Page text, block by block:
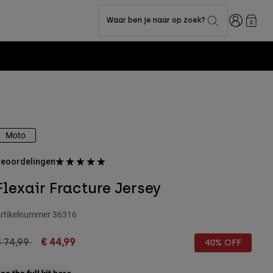
Waar ben je naar op zoek? Inloggen
0
Moto
Fracture Jersey
36316
reduced from
74,99to€ 44,99 40% OFF